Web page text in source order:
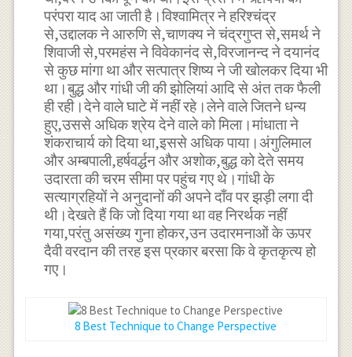
परंपरा याद आ जाती है।विश्वामित्र ने हरिश्चंद्र
से,उद्दालक ने आरुणि से,चाणक्य ने चंद्रगुप्त से,समर्थ ने
शिवाजी से,परमहंस ने विवेकानंद से,विरजानन्द ने दयानंद
से कुछ मांगा था और सत्पात्र शिष्य ने जी खोलकर दिया भी
था।बुद्ध और गांधी जी की झोलियां आदि से अंत तक फैली
ही रही।देने वाले घाटे में नहीं रहे।लेने वाले जितने धन्य
हुए,उससे अधिक श्रेय देने वाले को मिला।मांधाता ने
शंकराचार्य को दिया था,इससे अधिक पाया।अंगुलिमाल
और अम्बपाली,हर्षवर्द्धन और अशोक,बुद्ध को देते समय
उदारता की चरम सीमा पर पहुंच गए थे।गांधी के
सत्याग्रहियों ने अनुदानों की अपने दाँव पर झड़ी लगा दी
थी।देखते हैं कि जो दिया गया था वह निरर्थक नहीं
गया,परंतु असंख्य गुना होकर,उन उदारमनाओं के ऊपर
दैवी वरदान की तरह इस प्रकार बरसा कि वे कृतकृत्य हो
गए।
8 Best Technique to Change Perspective